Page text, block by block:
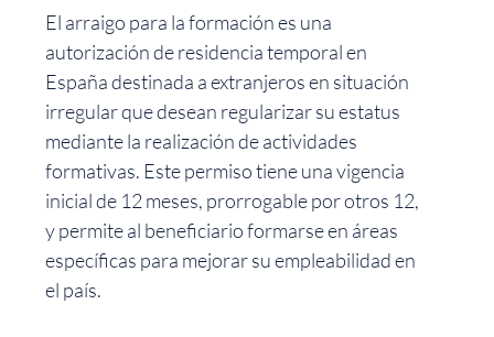
El arraigo para la formación es una
autorización de residencia temporal en
España destinada a extranjeros en situación
irregular que desean regularizar su estatus
mediante la realización de actividades
formativas. Este permiso tiene una vigencia
inicial de 12 meses, prorrogable por otros 12,
y permite al beneficiario formarse en áreas
específicas para mejorar su empleabilidad en
el país.